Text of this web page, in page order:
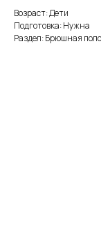
Возраст: Дети
Подготовка: Нужна
Раздел: Брюшная